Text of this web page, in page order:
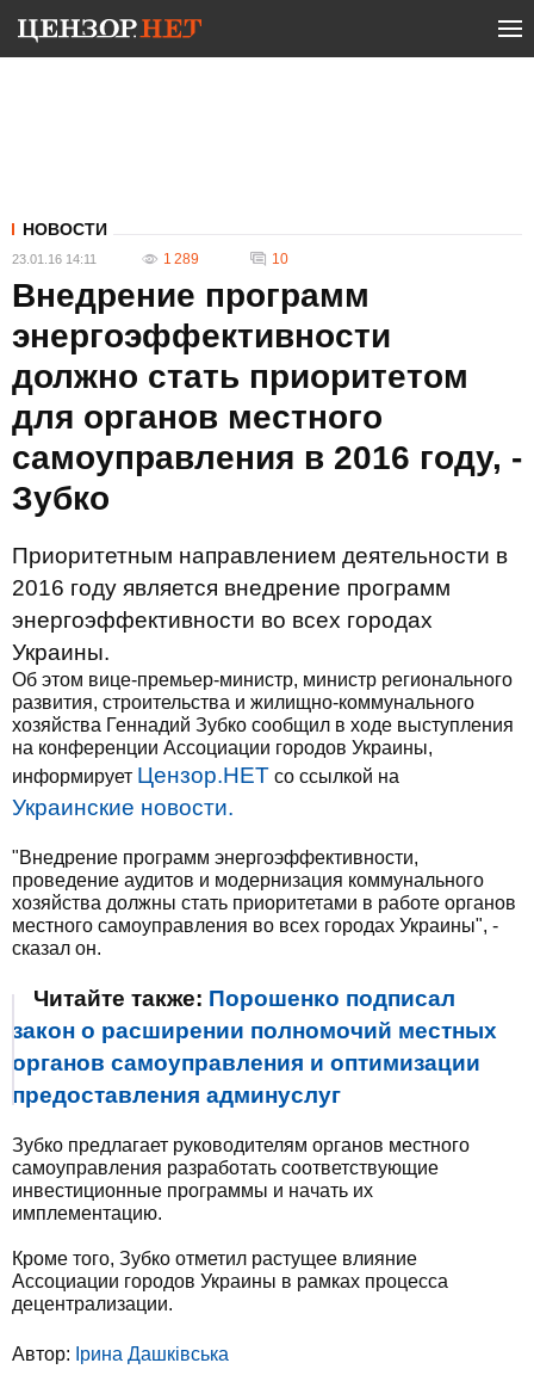
НОВОСТИ
23.01.16 14:11 1 289 10
Внедрение программ
энергоэффективности
должно стать приоритетом
для органов местного
самоуправления в 2016 году, -
Зубко
Приоритетным направлением деятельности в
2016 году является внедрение программ
энергоэффективности во всех городах
Украины.
Об этом вице-премьер-министр, министр регионального
развития, строительства и жилищно-коммунального
хозяйства Геннадий Зубко сообщил в ходе выступления
на конференции Ассоциации городов Украины,
информирует Цензор.НЕТ со ссылкой на
Украинские новости.
"Внедрение программ энергоэффективности,
проведение аудитов и модернизация коммунального
хозяйства должны стать приоритетами в работе органов
местного самоуправления во всех городах Украины", -
сказал он.
Читайте также: Порошенко подписал
закон о расширении полномочий местных
органов самоуправления и оптимизации
предоставления админуслуг
Зубко предлагает руководителям органов местного
самоуправления разработать соответствующие
инвестиционные программы и начать их
имплементацию.
Кроме того, Зубко отметил растущее влияние
Ассоциации городов Украины в рамках процесса
децентрализации.
Автор: Ірина Дашківська